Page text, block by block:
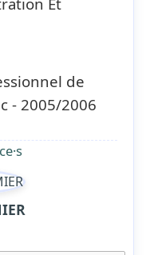
de
- 2005/2006